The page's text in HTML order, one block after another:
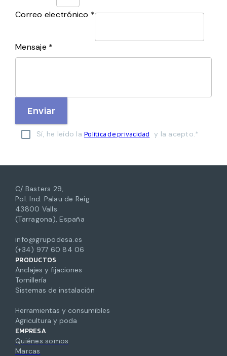
Correo electrónico *
Mensaje *
Enviar
Sí, he leído la Política de privacidad y la acepto.*
C/ Basters 29,
Pol. Ind. Palau de Reig
43800 Valls
(Tarragona), España
info@grupodesa.es
(+34) 977 60 84 06
PRODUCTOS
Anclajes y fijaciones
Tornillería
Sistemas de instalación
Herramientas y consumibles
Agricultura y poda
EMPRESA
Quiénes somos
Marcas